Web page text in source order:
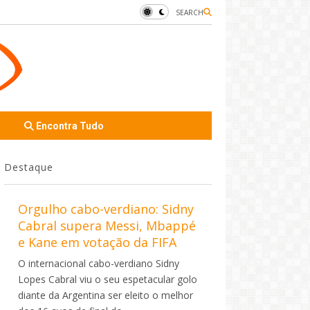
SEARCH
Encontra Tudo
Destaque
Orgulho cabo-verdiano: Sidny
Cabral supera Messi, Mbappé
e Kane em votação da FIFA
O internacional cabo-verdiano Sidny
Lopes Cabral viu o seu espetacular golo
diante da Argentina ser eleito o melhor